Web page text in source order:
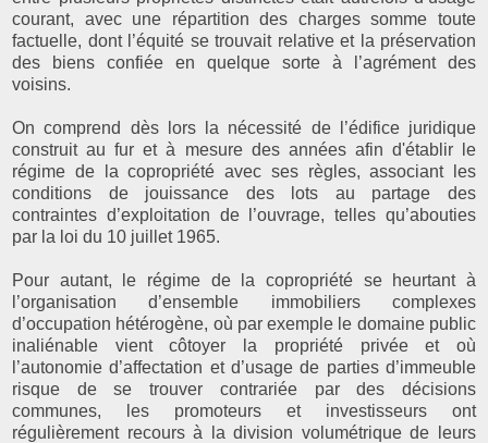
courant, avec une répartition des charges somme toute
factuelle, dont l’équité se trouvait relative et la préservation
des biens confiée en quelque sorte à l’agrément des
voisins.
On comprend dès lors la nécessité de l’édifice juridique
construit au fur et à mesure des années afin d'établir le
régime de la copropriété avec ses règles, associant les
conditions de jouissance des lots au partage des
contraintes d’exploitation de l’ouvrage, telles qu’abouties
par la loi du 10 juillet 1965.
Pour autant, le régime de la copropriété se heurtant à
l’organisation d’ensemble immobiliers complexes
d’occupation hétérogène, où par exemple le domaine public
inaliénable vient côtoyer la propriété privée et où
l’autonomie d’affectation et d’usage de parties d’immeuble
risque de se trouver contrariée par des décisions
communes, les promoteurs et investisseurs ont
régulièrement recours à la division volumétrique de leurs